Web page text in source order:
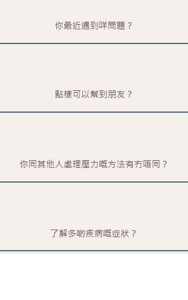
​你最近遇到咩問題？
點樣可以幫到朋友？
你同其他人處理壓力嘅方法有冇唔同？
了解多啲疾病嘅症狀？